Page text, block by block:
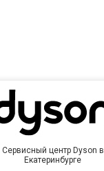
Сервисный центр Dyson в
Екатеринбурге